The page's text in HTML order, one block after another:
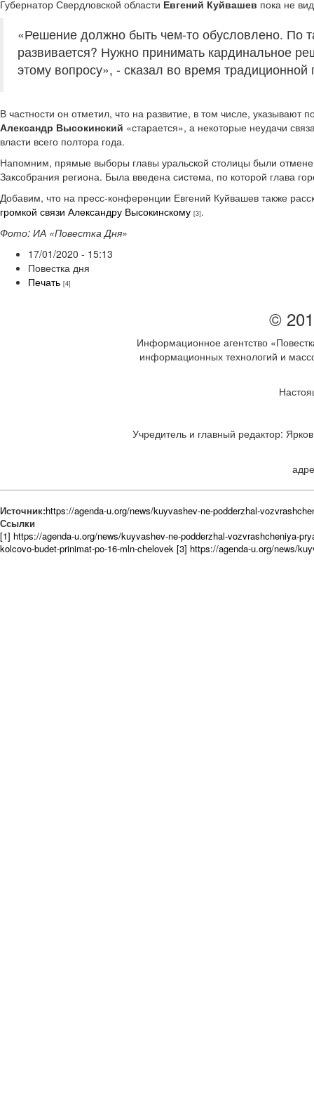
Губернатор Свердловской области Евгений Куйвашев пока не
«Решение должно быть чем-то обусловлено. По
развивается? Нужно принимать кардинальное
этому вопросу», - сказал во время
В частности он отметил, что на развитие, в том числе, указывают
Александр Высокинский «старается», а некоторые неудачи
власти всего полтора года.
Напомним, прямые выборы главы уральской столицы были
Заксобрания региона. Была введена система, по которой глава
Добавим, что на пресс-конференции Евгений Куйвашев также
громкой связи Александру Высокинскому [3].
Фото: ИА «Повестка Дня»
17/01/2020 - 15:13
Повестка дня
Печать [4]
©
Информационное агентство
информационных технологий и
Учредитель и главный редактор:
Источник:https://agenda-u.org/news/kuyvashev-ne-podderzhal-
Ссылки
[1] https://agenda-u.org/news/kuyvashev-ne-podderzhal-vozvrashcheniya-
kolcovo-budet-prinimat-po-16-mln-chelovek [3] https://agenda-u.org/news/